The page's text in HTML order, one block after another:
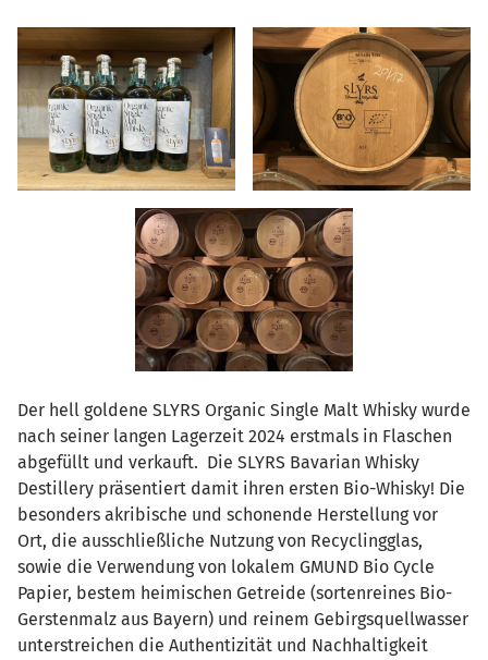
Der hell goldene SLYRS Organic Single Malt Whisky wurde
nach seiner langen Lagerzeit 2024 erstmals in Flaschen
abgefüllt und verkauft. Die SLYRS Bavarian Whisky
Destillery präsentiert damit ihren ersten Bio-Whisky! Die
besonders akribische und schonende Herstellung vor
Ort, die ausschließliche Nutzung von Recyclingglas,
sowie die Verwendung von lokalem GMUND Bio Cycle
Papier, bestem heimischen Getreide (sortenreines Bio-
Gerstenmalz aus Bayern) und reinem Gebirgsquellwasser
unterstreichen die Authentizität und Nachhaltigkeit